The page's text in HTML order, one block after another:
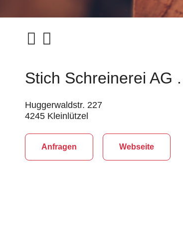
Stich Schreinerei AG .
Huggerwaldstr. 227
4245 Kleinlützel
Anfragen Webseite